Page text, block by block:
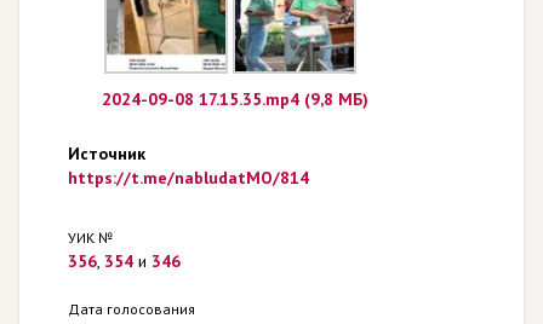
2024-09-08 17.15.35.mp4 (9,8 МБ)
Источник
https://t.me/nabludatMO/814
УИК №
356 354 и 346
Дата голосования